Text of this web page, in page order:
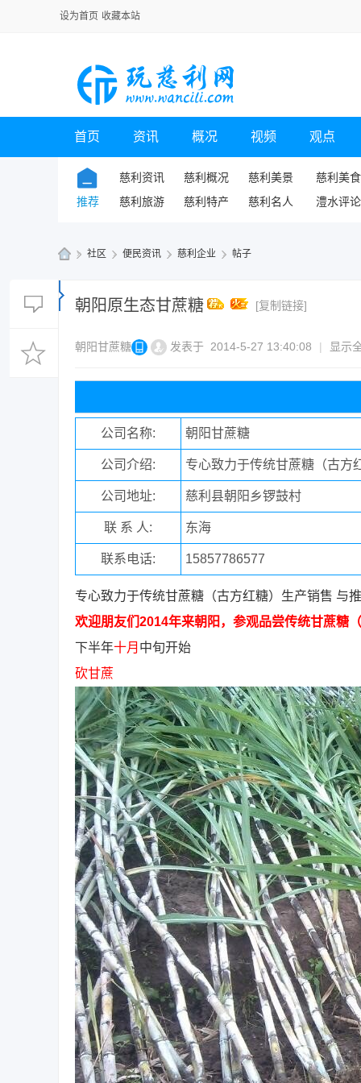
设为首页 收藏本站
首页 资讯 概况 视频 观点
推荐
慈利资讯 慈利概况 慈利美景
慈利美食
慈利旅游
慈利特产 慈利名人 澧水评论
慈
» 社区 › 便民资讯 › 慈利企业 › 帖子
朝阳原生态甘蔗糖 [复制链接]
朝阳甘蔗糖 发表于 2014-5-27 13:40:08 | 显示
公司名称: 朝阳甘蔗糖
公司介绍: 专心致力于传统甘蔗糖（古方
公司地址: 慈利县朝阳乡锣鼓村
联 系 人: 东海
联系电话: 15857786577
专心致力于传统甘蔗糖（古方红糖）生产销售 与
欢迎朋友们2014年来朝阳，参观品尝传统甘蔗糖
下半年十月 中旬开始
砍甘蔗